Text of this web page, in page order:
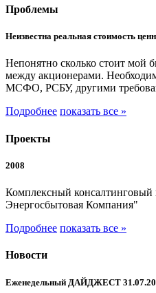
Проблемы
Неизвестна реальная стоимость
Непонятно сколько стоит мой
между акционерами.
МСФО, РСБУ, другими
Подробнее показать все »
Проекты
2008
Комплексный
Энергосбытовая Компания"
Подробнее показать все »
Новости
Еженедельный ДАЙДЖЕСТ